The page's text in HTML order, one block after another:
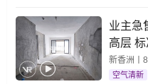
业主急
高层
新香洲丨
空气清新